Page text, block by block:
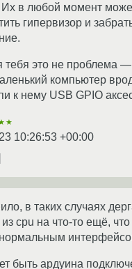
Их в любой момент
гипервизор и
тебя это не проблема —
компьютер
к нему USB GPIO
10:26:53 +00:00
в таких случаях
cpu на что-то ещё,
быть ардуина